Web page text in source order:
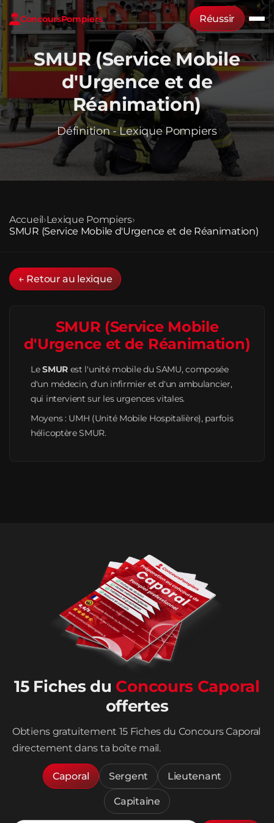
ConcoursPompiers Réussir
SMUR (Service Mobile
d'Urgence et de
Réanimation)
Définition - Lexique Pompiers
Accueil›Lexique Pompiers›
SMUR (Service Mobile d'Urgence et de Réanimation)
← Retour au lexique
SMUR (Service Mobile
d'Urgence et de Réanimation)
LeSMURest l'unité mobile du SAMU, composée
d'un médecin, d'un infirmier et d'un ambulancier,
qui intervient sur les urgences vitales.
Moyens : UMH (Unité Mobile Hospitalière), parfois
hélicoptère SMUR.
15 Fiches du Concours Caporal
offertes
Obtiens gratuitement 15 Fiches du Concours Caporal
directement dans ta boîte mail.
Caporal Sergent Lieutenant
Capitaine